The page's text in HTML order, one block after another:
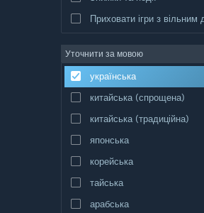
Приховати ігри з вільним
Уточнити за мовою
українська
китайська (спрощена)
китайська (традиційна)
японська
корейська
тайська
арабська